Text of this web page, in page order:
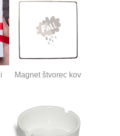
Magnet štvorec kov